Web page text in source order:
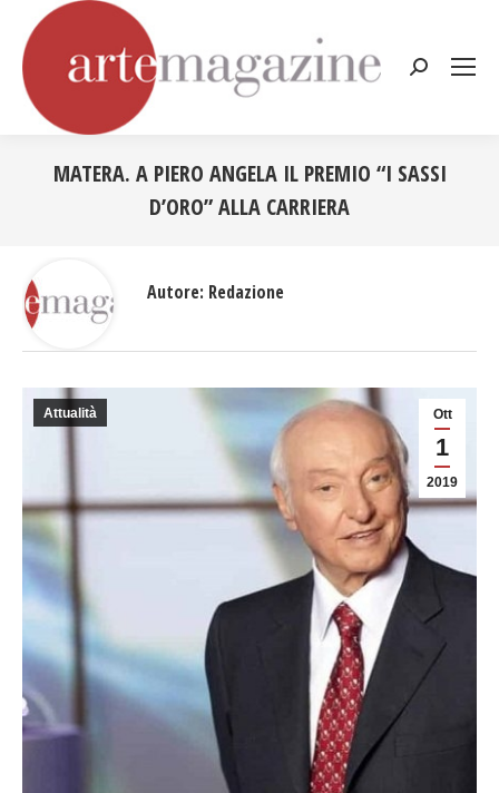
Cerca:
MATERA. A PIERO ANGELA IL PREMIO “I SASSI
D’ORO” ALLA CARRIERA
Ott
1
2019
Attualità
Autore: Redazione